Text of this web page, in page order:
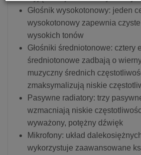
Głośnik wysokotonowy: jeden
wysokotonowy zapewnia
wysokich tonów
Głośniki średniotonowe: cztery
średniotonowe zadbają o
muzyczny średnich
zmaksymalizują niskie
Pasywne radiatory: trzy
wzmacniają niskie
wyważony, potężny dźwięk
Mikrofony: układ
wykorzystuje zaawansowane